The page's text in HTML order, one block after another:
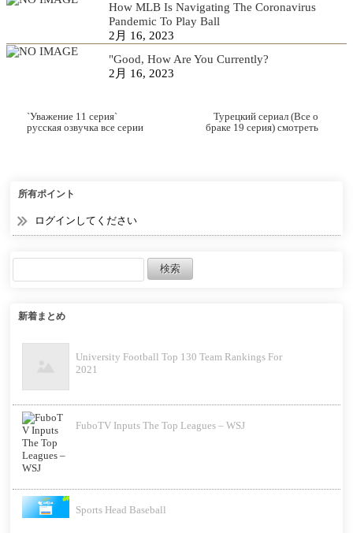
How MLB Is Navigating The Coronavirus
Pandemic To Play Ball
2月 16, 2023
"Good, How Are You Currently?
2月 16, 2023
`Уважение 11 серия`
русская озвучка все серии
Турецкий сериал (Все о
браке 19 серия) смотреть
所有ポイント
ログインしてください
新着まとめ
University Football Top 130 Team Rankings For
2021
FuboTV Inputs The Top Leagues – WSJ
Sports Head Baseball